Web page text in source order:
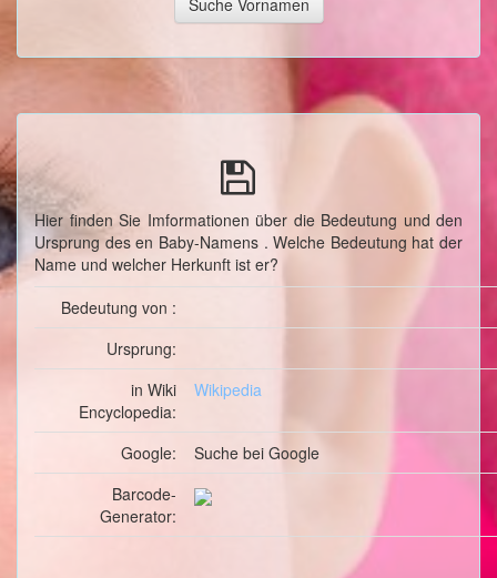
Hier finden Sie Imformationen über die Bedeutung und den
Ursprung des en Baby-Namens . Welche Bedeutung hat der
Name und welcher Herkunft ist er?
Bedeutung von :
Ursprung:
in Wiki
Encyclopedia:
Wikipedia
Google: Suche bei Google
Barcode-
Generator: